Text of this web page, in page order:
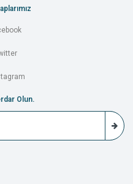
Olun.